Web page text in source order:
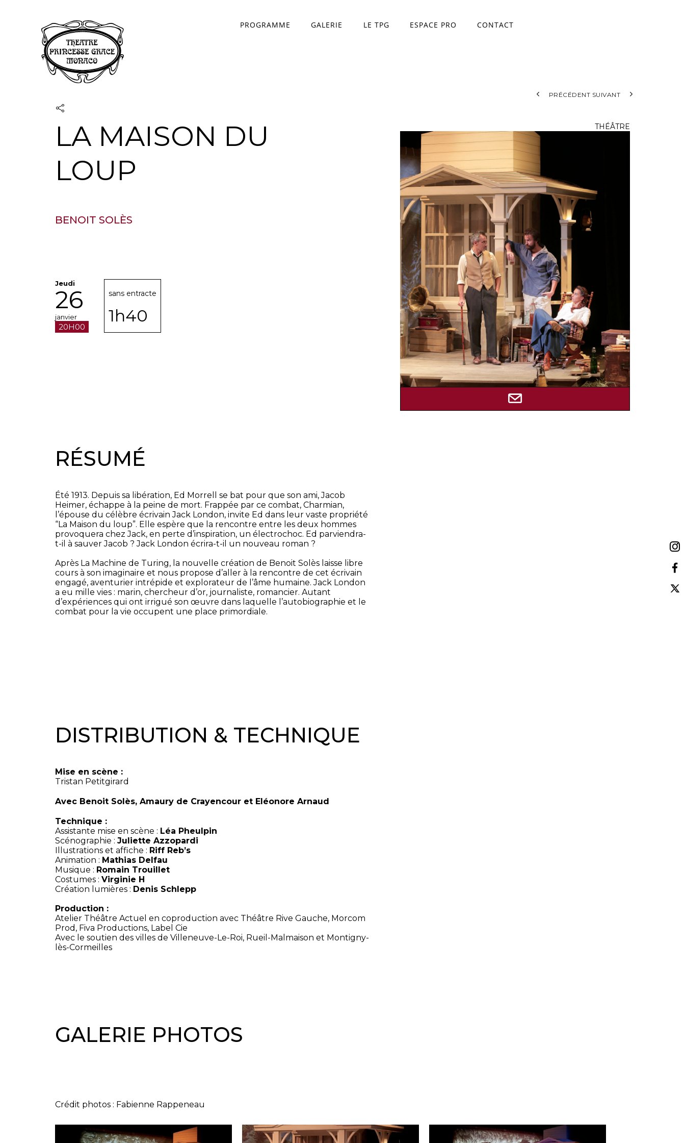
PROGRAMME GALERIE LE TPG
Théâtre Princesse Grace
ESPACE PRO CONTACT
PRÉCÉDENT SUIVANT
LA MAISON DU
LOUP
BENOIT SOLÈS
Jeudi
26
janvier
20H00
sans entracte
1h40
RÉSUMÉ
Été 1913. Depuis sa libération, Ed Morrell se bat pour que son ami, Jacob
Heimer, échappe à la peine de mort. Frappée par ce combat, Charmian,
l’épouse du célèbre écrivain Jack London, invite Ed dans leur vaste propriété
“La Maison du loup”. Elle espère que la rencontre entre les deux hommes
provoquera chez Jack, en perte d’inspiration, un électrochoc. Ed parviendra-
t-il à sauver Jacob ? Jack London écrira-t-il un nouveau roman ?
Après La Machine de Turing, la nouvelle création de Benoit Solès laisse libre
cours à son imaginaire et nous propose d’aller à la rencontre de cet écrivain
engagé, aventurier intrépide et explorateur de l’âme humaine. Jack London
a eu mille vies : marin, chercheur d’or, journaliste, romancier. Autant
d’expériences qui ont irrigué son œuvre dans laquelle l’autobiographie et le
combat pour la vie occupent une place primordiale.
DISTRIBUTION & TECHNIQUE
Mise en scène :
Tristan Petitgirard
Avec Benoit Solès, Amaury de Crayencour et Eléonore Arnaud
Technique :
Assistante mise en scène : Léa Pheulpin
Scénographie : Juliette Azzopardi
Illustrations et affiche : Riff Reb’s
Animation : Mathias Delfau
Musique : Romain Trouillet
Costumes : Virginie H
Création lumières : Denis Schlepp
Production :
Atelier Théâtre Actuel en coproduction avec Théâtre Rive Gauche, Morcom
Prod, Fiva Productions, Label Cie
Avec le soutien des villes de Villeneuve-Le-Roi, Rueil-Malmaison et Montigny-
lès-Cormeilles
THÉÂTRE
GALERIE PHOTOS
Crédit photos : Fabienne Rappeneau